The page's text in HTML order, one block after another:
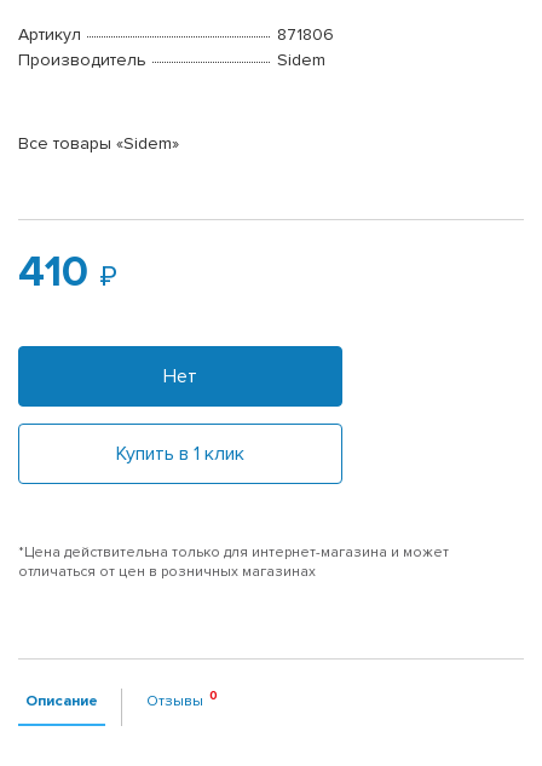
Артикул
871806
Производитель
Sidem
Все товары «Sidem»
410
Нет
Купить в 1 клик
*Цена действительна только для интернет-магазина и может
отличаться от цен в розничных магазинах
Описание Отзывы